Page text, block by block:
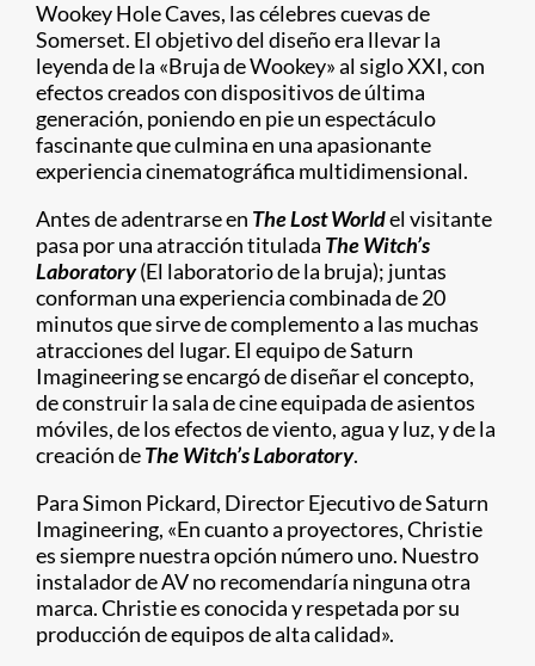
Wookey Hole Caves, las célebres cuevas de
Somerset. El objetivo del diseño era llevar la
leyenda de la «Bruja de Wookey» al siglo XXI, con
efectos creados con dispositivos de última
generación, poniendo en pie un espectáculo
fascinante que culmina en una apasionante
experiencia cinematográfica multidimensional.
Antes de adentrarse en The Lost Worldel visitante
pasa por una atracción titulada The Witch’s
Laboratory(El laboratorio de la bruja); juntas
conforman una experiencia combinada de 20
minutos que sirve de complemento a las muchas
atracciones del lugar. El equipo de Saturn
Imagineering se encargó de diseñar el concepto,
de construir la sala de cine equipada de asientos
móviles, de los efectos de viento, agua y luz, y de la
creación deThe Witch’s Laboratory.
Para Simon Pickard, Director Ejecutivo de Saturn
Imagineering, «En cuanto a proyectores, Christie
es siempre nuestra opción número uno. Nuestro
instalador de AV no recomendaría ninguna otra
marca. Christie es conocida y respetada por su
producción de equipos de alta calidad».